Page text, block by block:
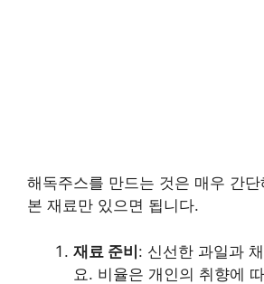
해독주스를 만드는 것은 매우 간
본 재료만 있으면 됩니다.
재료 준비: 신선한 과일과
요. 비율은 개인의 취향에